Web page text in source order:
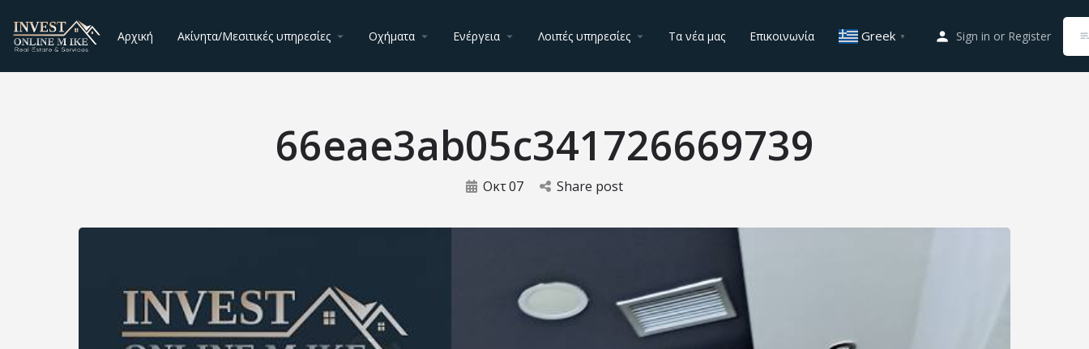
Αρχική Ακίνητα/Μεσιτικές υπηρεσίες Οχήματα Ενέργεια Λοιπές υπηρεσίες Τα νέα μας Επικοινωνία Greek ▼ Sign in or Register
66eae3ab05c341726669739
Οκτ07 Share post